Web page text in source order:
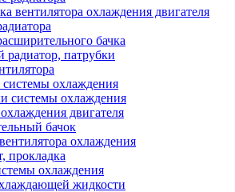
вентилятора охлаждения двигателя
бачка
патрубки
охлаждения
системы охлаждения
двигателя
бачок
охлаждения
прокладка
охлаждения
жидкости